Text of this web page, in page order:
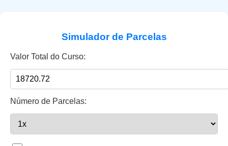
Simulador de Parcelas
Valor Total do Curso:
Número de Parcelas: